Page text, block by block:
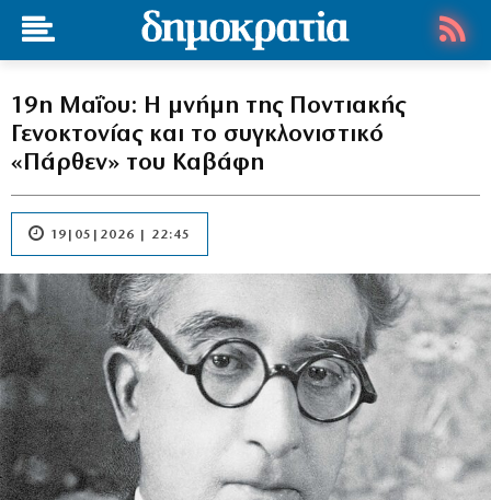
19η Μαΐου: Η μνήμη της Ποντιακής
Γενοκτονίας και το συγκλονιστικό
«Πάρθεν» του Καβάφη
19|05|2026 | 22:45